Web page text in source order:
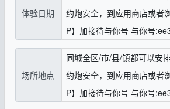
体验日期
约炮安全，到应用商店或者
P】加接待与你号 与你号
场所地点
同城全区/市/县/镇都可以安
约炮安全，到应用商店或者
P】加接待与你号 与你号